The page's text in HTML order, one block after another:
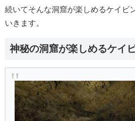
続いてそんな洞窟が楽しめるケイビ
いきます。
神秘の洞窟が楽しめるケイ